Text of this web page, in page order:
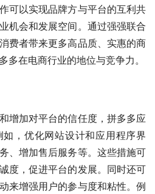
可以实现品牌方与平台的互利共
机会和发展空间。通过强强联合
费者带来更多高品质、实惠的商
多在电商行业的地位与竞争力。
增加对平台的信任度，拼多多应
，优化网站设计和应用程序界
、增加售后服务等。这些措施可
度，促进平台的发展。同时还可
来增强用户的参与度和粘性。例